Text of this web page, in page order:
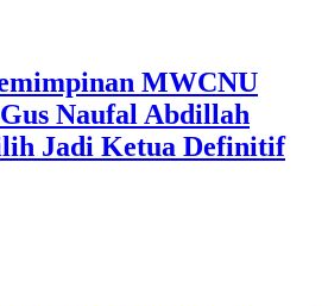
MWCNU
Naufal Abdillah
Jadi Ketua Definitif